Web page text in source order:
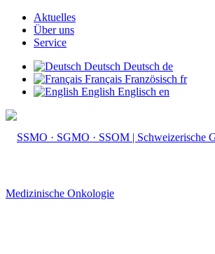
Aktuelles
Über uns
Service
Deutsch Deutsch de
Français Französisch fr
English Englisch en